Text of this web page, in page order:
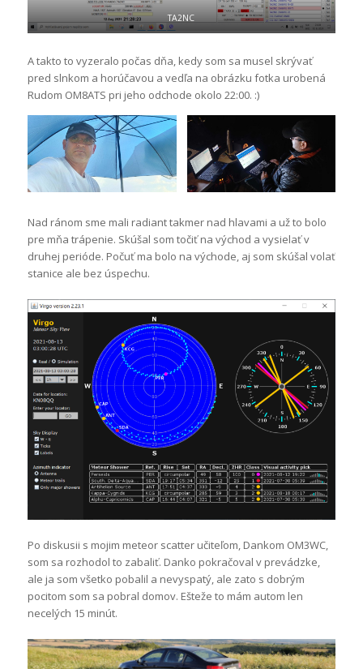
TA2NC
A takto to vyzeralo počas dňa, kedy som sa musel skrývať
pred slnkom a horúčavou a vedľa na obrázku fotka urobená
Rudom OM8ATS pri jeho odchode okolo 22:00. :)
Nad ránom sme mali radiant takmer nad hlavami a už to bolo
pre mňa trápenie. Skúšal som točiť na východ a vysielať v
druhej perióde. Počuť ma bolo na východe, aj som skúšal volať
stanice ale bez úspechu.
Po diskusii s mojim meteor scatter učiteľom, Dankom OM3WC,
som sa rozhodol to zabaliť. Danko pokračoval v prevádzke,
ale ja som všetko pobalil a nevyspatý, ale zato s dobrým
pocitom som sa pobral domov. Ešteže to mám autom len
necelých 15 minút.